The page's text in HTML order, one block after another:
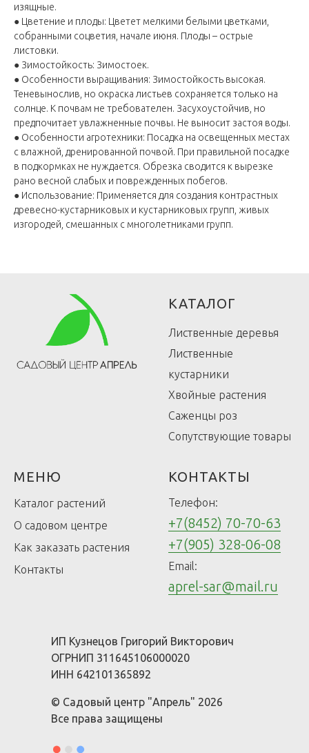
изящные.
● Цветение и плоды: Цветет мелкими белыми цветками,
собранными соцветия, начале июня. Плоды – острые
листовки.
● Зимостойкость: Зимостоек.
● Особенности выращивания: Зимостойкость высокая.
Теневынослив, но окраска листьев сохраняется только на
солнце. К почвам не требователен. Засухоустойчив, но
предпочитает увлажненные почвы. Не выносит застоя воды.
● Особенности агротехники: Посадка на освещенных местах
с влажной, дренированной почвой. При правильной посадке
в подкормках не нуждается. Обрезка сводится к вырезке
рано весной слабых и поврежденных побегов.
● Использование: Применяется для создания контрастных
древесно-кустарниковых и кустарниковых групп, живых
изгородей, смешанных с многолетниками групп.
КАТАЛОГ
Лиственные деревья
Лиственные
кустарники
Хвойные растения
Саженцы роз
Сопутствующие товары
МЕНЮ
Каталог растений
О садовом центре
Как заказать растения
Контакты
КОНТАКТЫ
Телефон:
+7(8452) 70-70-63
+7(905) 328-06-08
Email:
aprel-sar@mail.ru
© Садовый центр "Апрель" 2026
Все права защищены
ИП Кузнецов Григорий Викторович
ОГРНИП 311645106000020
ИНН 642101365892